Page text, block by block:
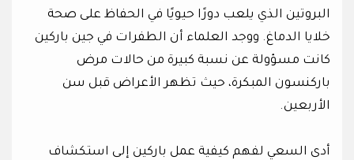
البروتين الذي يلعب دورًا حيويًا في الحفاظ على صحة
خلايا الدماغ. ووجد العلماء أن الطفرات في جين باركين
كانت مسؤولة عن نسبة كبيرة من حالات مرض
باركنسون المبكرة، حيث تظهر الأعراض قبل سن
الأربعين.
أدى السعي لفهم كيفية عمل باركين إلى استكشاف